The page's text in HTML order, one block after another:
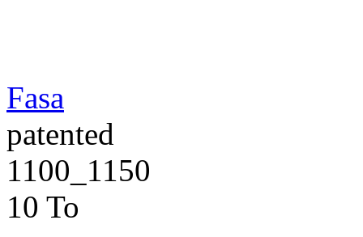
Fasa
patented
1100_1150
10 To